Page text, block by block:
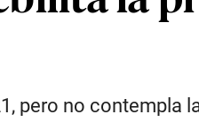
pero no contempla